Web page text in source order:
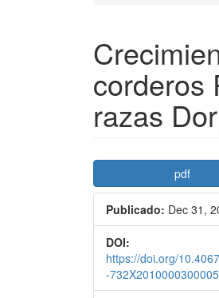
corderos
razas
Barra
lateral
del
artículo
pdf
Publicado: Dec 31,
DOI:
https://doi.org/
-732X2010000300005